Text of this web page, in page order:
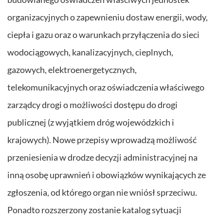
organizacyjnych o zapewnieniu dostaw energii, wody,
ciepła i gazu oraz o warunkach przyłączenia do sieci
wodociągowych, kanalizacyjnych, cieplnych,
gazowych, elektroenergetycznych,
telekomunikacyjnych oraz oświadczenia właściwego
zarządcy drogi o możliwości dostępu do drogi
publicznej (z wyjątkiem dróg wojewódzkich i
krajowych). Nowe przepisy wprowadzą możliwość
przeniesienia w drodze decyzji administracyjnej na
inną osobę uprawnień i obowiązków wynikających ze
zgłoszenia, od którego organ nie wniósł sprzeciwu.
Ponadto rozszerzony zostanie katalog sytuacji